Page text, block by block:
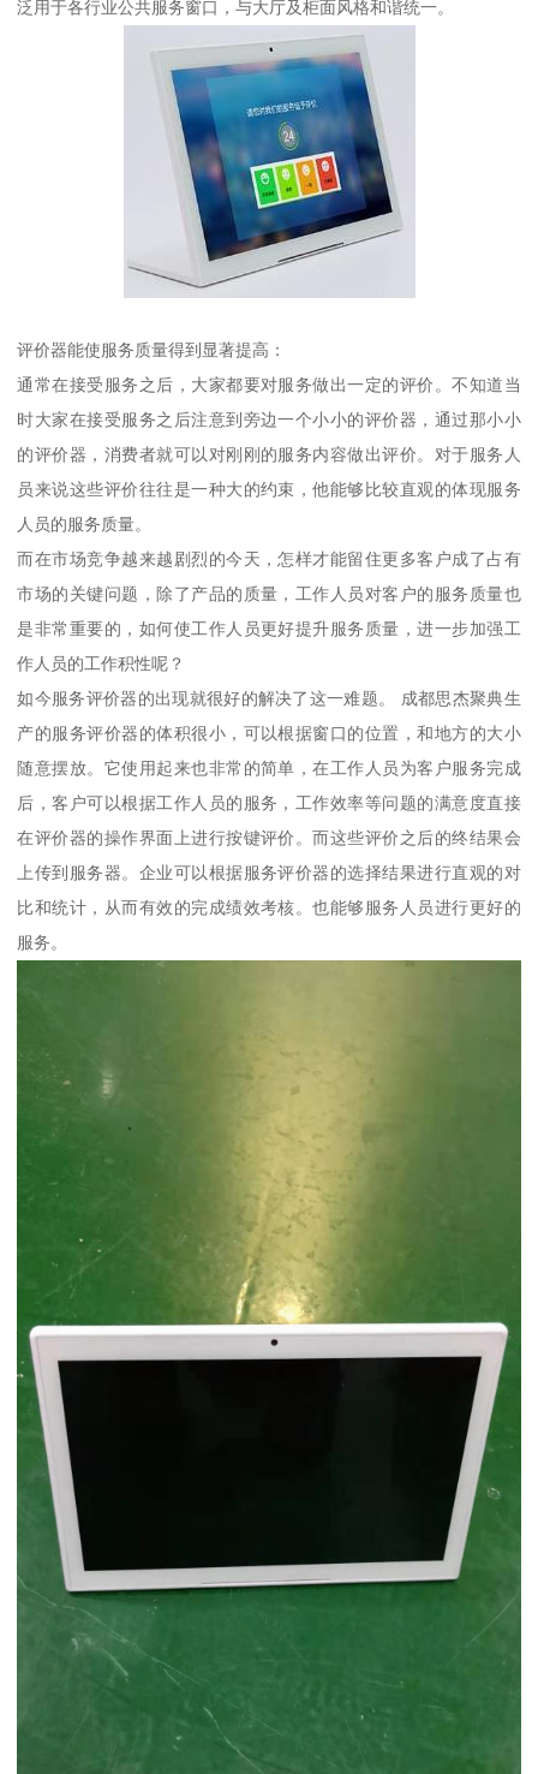
泛用于各行业公共服务窗口，与大厅及柜面风格和谐统一。
评价器能使服务质量得到显著提高：
通常在接受服务之后，大家都要对服务做出一定的评价。不知道当
时大家在接受服务之后注意到旁边一个小小的评价器，通过那小小
的评价器，消费者就可以对刚刚的服务内容做出评价。对于服务人
员来说这些评价往往是一种大的约束，他能够比较直观的体现服务
人员的服务质量。
而在市场竞争越来越剧烈的今天，怎样才能留住更多客户成了占有
市场的关键问题，除了产品的质量，工作人员对客户的服务质量也
是非常重要的，如何使工作人员更好提升服务质量，进一步加强工
作人员的工作积性呢？
如今服务评价器的出现就很好的解决了这一难题。 成都思杰聚典生
产的服务评价器的体积很小，可以根据窗口的位置，和地方的大小
随意摆放。它使用起来也非常的简单，在工作人员为客户服务完成
后，客户可以根据工作人员的服务，工作效率等问题的满意度直接
在评价器的操作界面上进行按键评价。而这些评价之后的终结果会
上传到服务器。企业可以根据服务评价器的选择结果进行直观的对
比和统计，从而有效的完成绩效考核。也能够服务人员进行更好的
服务。